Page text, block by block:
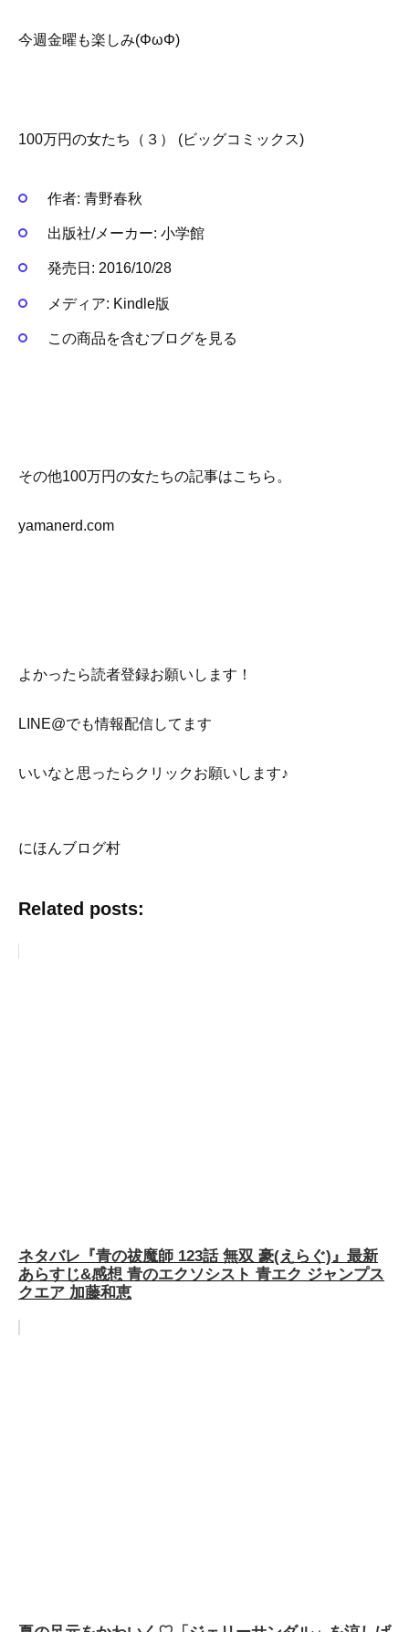
今週金曜も楽しみ(ΦωΦ)
100万円の女たち（３） (ビッグコミックス)
作者: 青野春秋
出版社/メーカー: 小学館
発売日: 2016/10/28
メディア: Kindle版
この商品を含むブログを見る
その他100万円の女たちの記事はこちら。
yamanerd.com
よかったら読者登録お願いします！
LINE@でも情報配信してます
いいなと思ったらクリックお願いします♪
にほんブログ村
Related posts:
ネタバレ『青の祓魔師 123話 無双 豪(えらぐ)』最新
あらすじ&感想 青のエクソシスト 青エク ジャンプス
クエア 加藤和恵